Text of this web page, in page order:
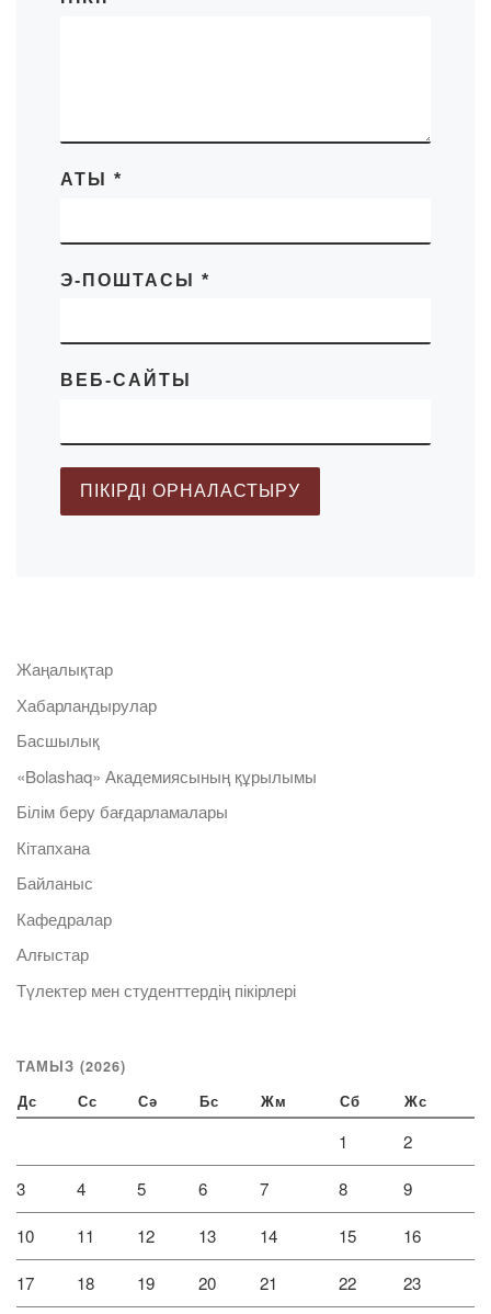
АТЫ *
Э-ПОШТАСЫ *
ВЕБ-САЙТЫ
Жаңалықтар
Хабарландырулар
Басшылық
«Bolashaq» Академиясының құрылымы
Білім беру бағдарламалары
Кітапхана
Байланыс
Кафедралар
Алғыстар
Түлектер мен студенттердің пікірлері
ТАМЫЗ (2026)
Дс Сс Сә Бс Жм Сб Жс
1 2
3 4 5 6 7 8 9
10 11 12 13 14 15 16
17 18 19 20 21 22 23